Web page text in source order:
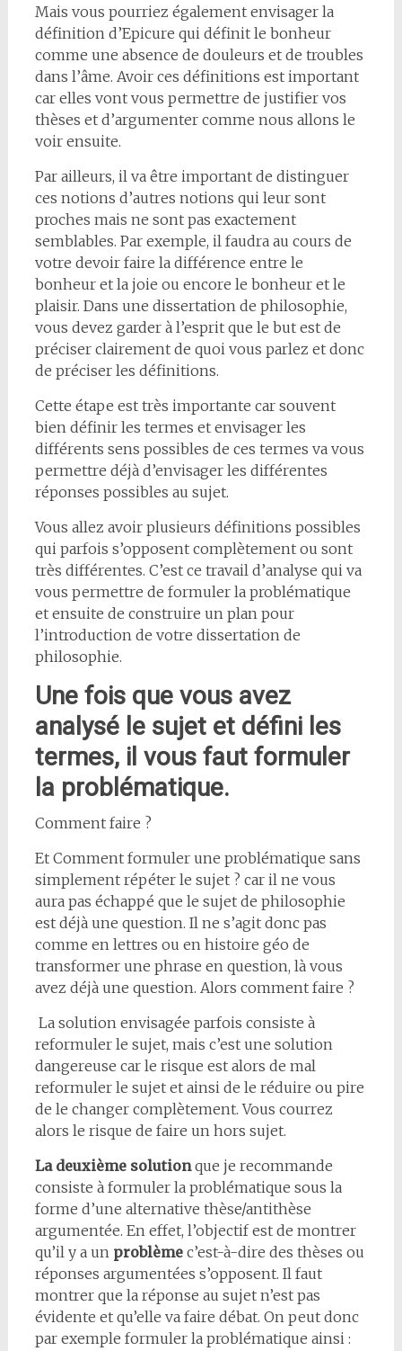
Mais vous pourriez également envisager la
définition d’Epicure qui définit le bonheur
comme une absence de douleurs et de troubles
dans l’âme. Avoir ces définitions est important
car elles vont vous permettre de justifier vos
thèses et d’argumenter comme nous allons le
voir ensuite.
Par ailleurs, il va être important de distinguer
ces notions d’autres notions qui leur sont
proches mais ne sont pas exactement
semblables. Par exemple, il faudra au cours de
votre devoir faire la différence entre le
bonheur et la joie ou encore le bonheur et le
plaisir. Dans une dissertation de philosophie,
vous devez garder à l’esprit que le but est de
préciser clairement de quoi vous parlez et donc
de préciser les définitions.
Cette étape est très importante car souvent
bien définir les termes et envisager les
différents sens possibles de ces termes va vous
permettre déjà d’envisager les différentes
réponses possibles au sujet.
Vous allez avoir plusieurs définitions possibles
qui parfois s’opposent complètement ou sont
très différentes. C’est ce travail d’analyse qui va
vous permettre de formuler la problématique
et ensuite de construire un plan pour
l’introduction de votre dissertation de
philosophie.
Une fois que vous avez
analysé le sujet et défini les
termes, il vous faut formuler
la problématique.
Comment faire ?
Et Comment formuler une problématique sans
simplement répéter le sujet ? car il ne vous
aura pas échappé que le sujet de philosophie
est déjà une question. Il ne s’agit donc pas
comme en lettres ou en histoire géo de
transformer une phrase en question, là vous
avez déjà une question. Alors comment faire ?
La solution envisagée parfois consiste à
reformuler le sujet, mais c’est une solution
dangereuse car le risque est alors de mal
reformuler le sujet et ainsi de le réduire ou pire
de le changer complètement. Vous courrez
alors le risque de faire un hors sujet.
La deuxième solutionque je recommande
consiste à formuler la problématique sous la
forme d’une alternative thèse/antithèse
argumentée. En effet, l’objectif est de montrer
qu’il y a un problèmec’est-à-dire des thèses ou
réponses argumentées s’opposent. Il faut
montrer que la réponse au sujet n’est pas
évidente et qu’elle va faire débat. On peut donc
par exemple formuler la problématique ainsi :